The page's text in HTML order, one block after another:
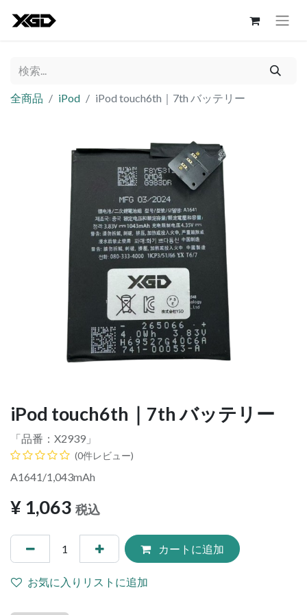
全商品 iPod iPod touch6th｜7th バッテリー
iPod touch6th｜7th バッテリー
「品番： X2939 」
(0件レビュー)
A1641/1,043mAh
¥ 1,063 税込
カートに追加
お気に入りリストに追加